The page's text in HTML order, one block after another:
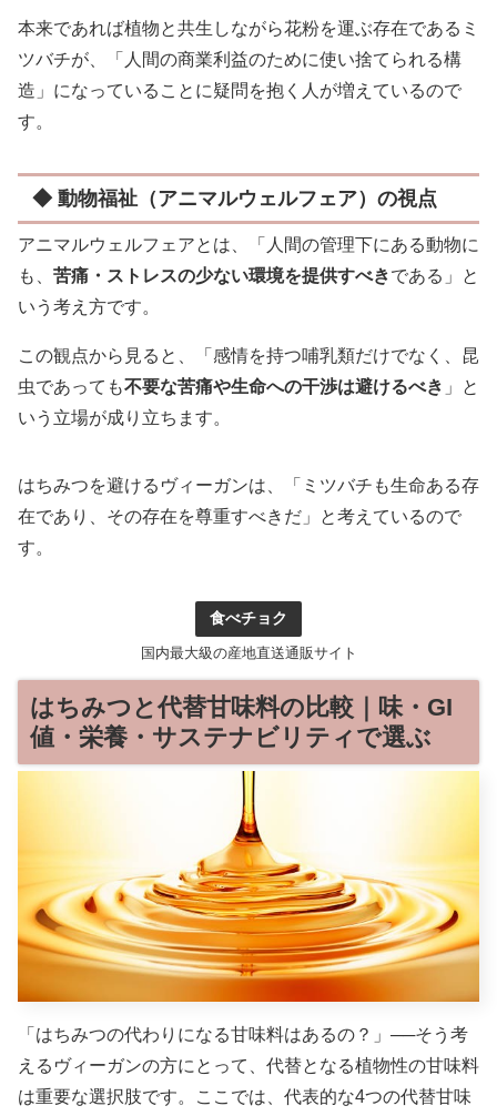
本来であれば植物と共生しながら花粉を運ぶ存在であるミ
ツバチが、「人間の商業利益のために使い捨てられる構
造」になっていることに疑問を抱く人が増えているので
す。
◆ 動物福祉（アニマルウェルフェア）の視点
アニマルウェルフェアとは、「人間の管理下にある動物に
も、 苦痛・ストレスの少ない環境を提供すべきである」と
いう考え方です。
この観点から見ると、「感情を持つ哺乳類だけでなく、昆
虫であっても不要な苦痛や生命への干渉は避けるべき 」と
いう立場が成り立ちます。
はちみつを避けるヴィーガンは、「ミツバチも生命ある存
在であり、その存在を尊重すべきだ」と考えているので
す。
食べチョク
国内最大級の産地直送通販サイト
はちみつと代替甘味料の比較｜味・GI
値・栄養・サステナビリティで選ぶ
「はちみつの代わりになる甘味料はあるの？」──そう考
えるヴィーガンの方にとって、代替となる植物性の甘味料
は重要な選択肢です。ここでは、代表的な4つの代替甘味